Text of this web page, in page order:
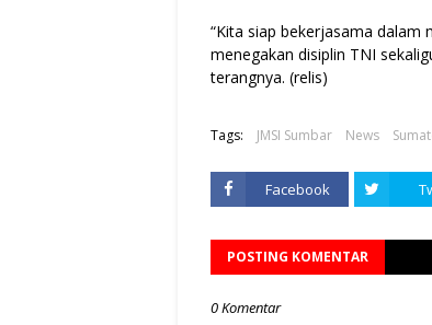
“Kita siap bekerjasama dalam
menegakan disiplin TNI
terangnya. (relis)
Tags: JMSI Sumbar News
Facebook
POSTING KOMENTAR
0 Komentar